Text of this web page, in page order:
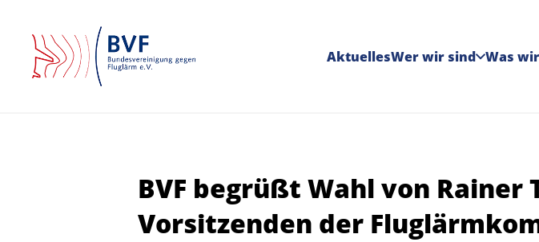
AktuellesWer wir sind Was
BVF begrüßt Wahl von
Vorsitzenden der